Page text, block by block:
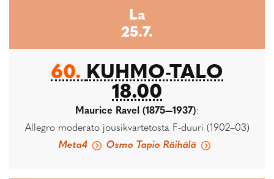
La
25.7.
60. KUHMO-TALO
18.00
Maurice Ravel (1875—1937):
Allegro moderato jousikvartetosta F-duuri (1902–03)
Meta4
Osmo Tapio Räihälä